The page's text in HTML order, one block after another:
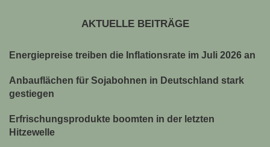
AKTUELLE BEITRÄGE
Energiepreise treiben die Inflationsrate im Juli 2026 an
Anbauflächen für Sojabohnen in Deutschland stark
gestiegen
Erfrischungsprodukte boomten in der letzten
Hitzewelle